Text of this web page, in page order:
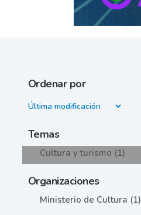
Ordenar por
Temas
Cultura y turismo (1)
Organizaciones
Ministerio de Cultura (1)